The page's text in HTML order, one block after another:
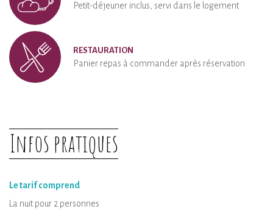
Petit-déjeuner inclus, servi dans le logement
RESTAURATION
Panier repas à commander après réservation
Infos pratiques
Le tarif comprend
La nuit pour 2 personnes